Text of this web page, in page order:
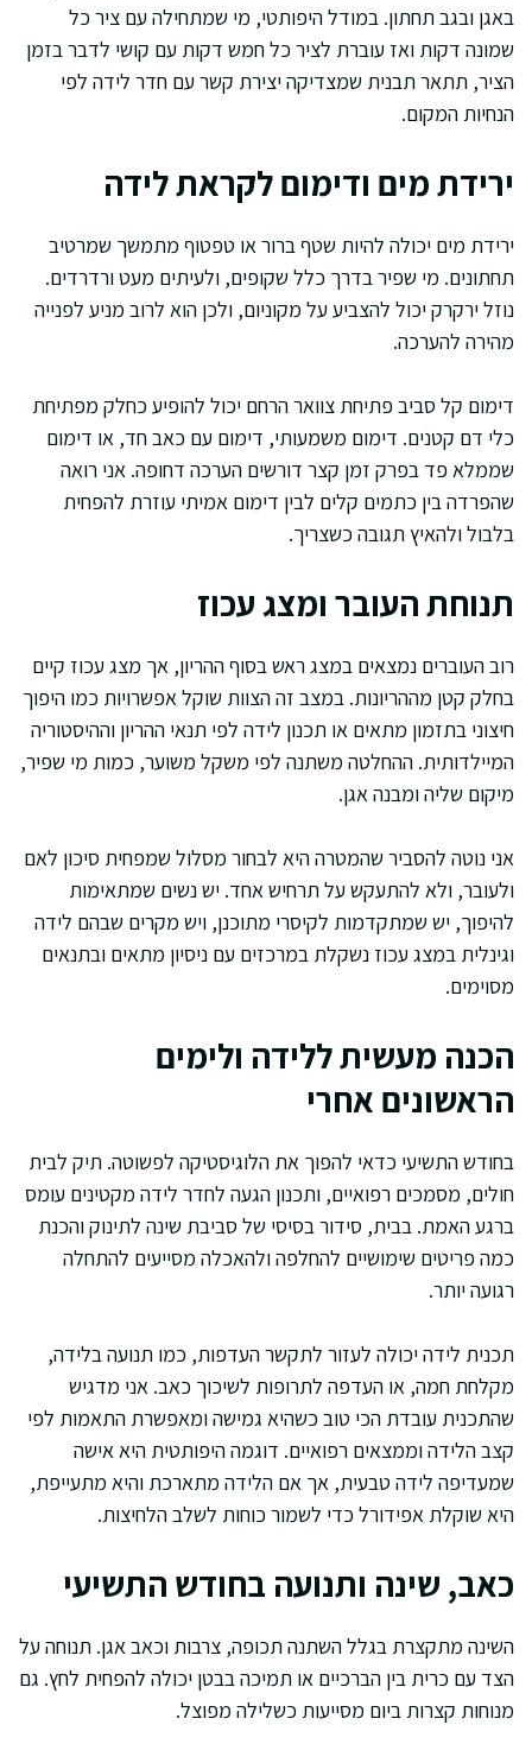
באגן ובגב תחתון. במודל היפותטי, מי שמתחילה עם ציר כל
שמונה דקות ואז עוברת לציר כל חמש דקות עם קושי לדבר בזמן
הציר, תתאר תבנית שמצדיקה יצירת קשר עם חדר לידה לפי
הנחיות המקום.
ירידת מים ודימום לקראת לידה
ירידת מים יכולה להיות שטף ברור או טפטוף מתמשך שמרטיב
תחתונים. מי שפיר בדרך כלל שקופים, ולעיתים מעט ורדרדים.
נוזל ירקרק יכול להצביע על מקוניום, ולכן הוא לרוב מניע לפנייה
מהירה להערכה.
דימום קל סביב פתיחת צוואר הרחם יכול להופיע כחלק מפתיחת
כלי דם קטנים. דימום משמעותי, דימום עם כאב חד, או דימום
שממלא פד בפרק זמן קצר דורשים הערכה דחופה. אני רואה
שהפרדה בין כתמים קלים לבין דימום אמיתי עוזרת להפחית
בלבול ולהאיץ תגובה כשצריך.
תנוחת העובר ומצג עכוז
רוב העוברים נמצאים במצג ראש בסוף ההריון, אך מצג עכוז קיים
בחלק קטן מההריונות. במצב זה הצוות שוקל אפשרויות כמו היפוך
חיצוני בתזמון מתאים או תכנון לידה לפי תנאי ההריון וההיסטוריה
המיילדותית. ההחלטה משתנה לפי משקל משוער, כמות מי שפיר,
מיקום שליה ומבנה אגן.
אני נוטה להסביר שהמטרה היא לבחור מסלול שמפחית סיכון לאם
ולעובר, ולא להתעקש על תרחיש אחד. יש נשים שמתאימות
להיפוך, יש שמתקדמות לקיסרי מתוכנן, ויש מקרים שבהם לידה
וגינלית במצג עכוז נשקלת במרכזים עם ניסיון מתאים ובתנאים
מסוימים.
הכנה מעשית ללידה ולימים
הראשונים אחרי
בחודש התשיעי כדאי להפוך את הלוגיסטיקה לפשוטה. תיק לבית
חולים, מסמכים רפואיים, ותכנון הגעה לחדר לידה מקטינים עומס
ברגע האמת. בבית, סידור בסיסי של סביבת שינה לתינוק והכנת
כמה פריטים שימושיים להחלפה ולהאכלה מסייעים להתחלה
רגועה יותר.
תכנית לידה יכולה לעזור לתקשר העדפות, כמו תנועה בלידה,
מקלחת חמה, או העדפה לתרופות לשיכוך כאב. אני מדגיש
שהתכנית עובדת הכי טוב כשהיא גמישה ומאפשרת התאמות לפי
קצב הלידה וממצאים רפואיים. דוגמה היפותטית היא אישה
שמעדיפה לידה טבעית, אך אם הלידה מתארכת והיא מתעייפת,
היא שוקלת אפידורל כדי לשמור כוחות לשלב הלחיצות.
כאב, שינה ותנועה בחודש התשיעי
השינה מתקצרת בגלל השתנה תכופה, צרבות וכאב אגן. תנוחה על
הצד עם כרית בין הברכיים או תמיכה בבטן יכולה להפחית לחץ. גם
מנוחות קצרות ביום מסייעות כשלילה מפוצל.